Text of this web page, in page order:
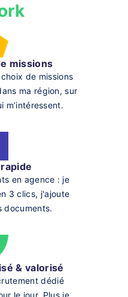
missions
de missions
ma région, sur
m’intéressent.
en agence : je
3 clics, j'ajoute
documents.
& valorisé
dédié
le jour. Plus je